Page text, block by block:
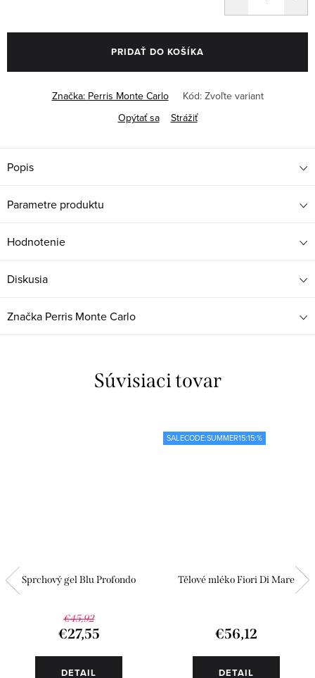
PRIDAŤ DO KOŠÍKA
Značka: Perris Monte Carlo Kód: Zvoľte variant
Opýtať sa
Strážiť
Popis
Parametre produktu
Hodnotenie
Diskusia
Značka Perris Monte Carlo
Súvisiaci tovar
Sprchový gel Blu Profondo
€45,92
€27,55
DETAIL
SALECODE:SUMMER15:15:%
Tělové mléko Fiori Di Mare
€56,12
DETAIL